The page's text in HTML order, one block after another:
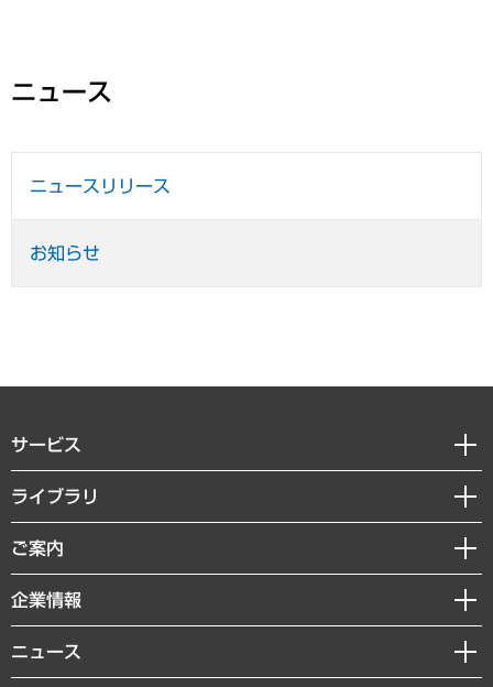
ニュース
ニュースリリース
お知らせ
サービス
経営戦略
組織・人事戦略
デジタルイノベーション
共生・ダイバーシティ
GRC（ガバナンス・リスク・コンプライアンス）・防災（政策）
ライブラリ
経済調査
レポート
コラム
ご案内
セミナー・イベント情報
MUFGビジネスセミナー
受託案件情報
企業情報
私たちの想い
社長メッセージ
ニュース